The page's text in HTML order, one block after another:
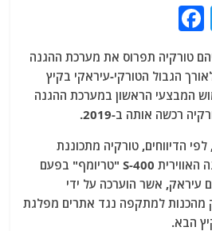
T
itt
er
c
e
b
o
o
k
טורקיה תפרוס את מערכת ההגנה
הגבול הטורקי-עיראקי בקיץ
המבצעי הראשון במערכת ההגנה
הדיווחים, טורקיה מתכוננת
להפעיל את מערכת ההגנה האווירית S-400 "טריומף" בפעם
עיראק, אשר הוערכה על ידי
מהכנות למתקפה נגד אתרים מפלגת
הבא.